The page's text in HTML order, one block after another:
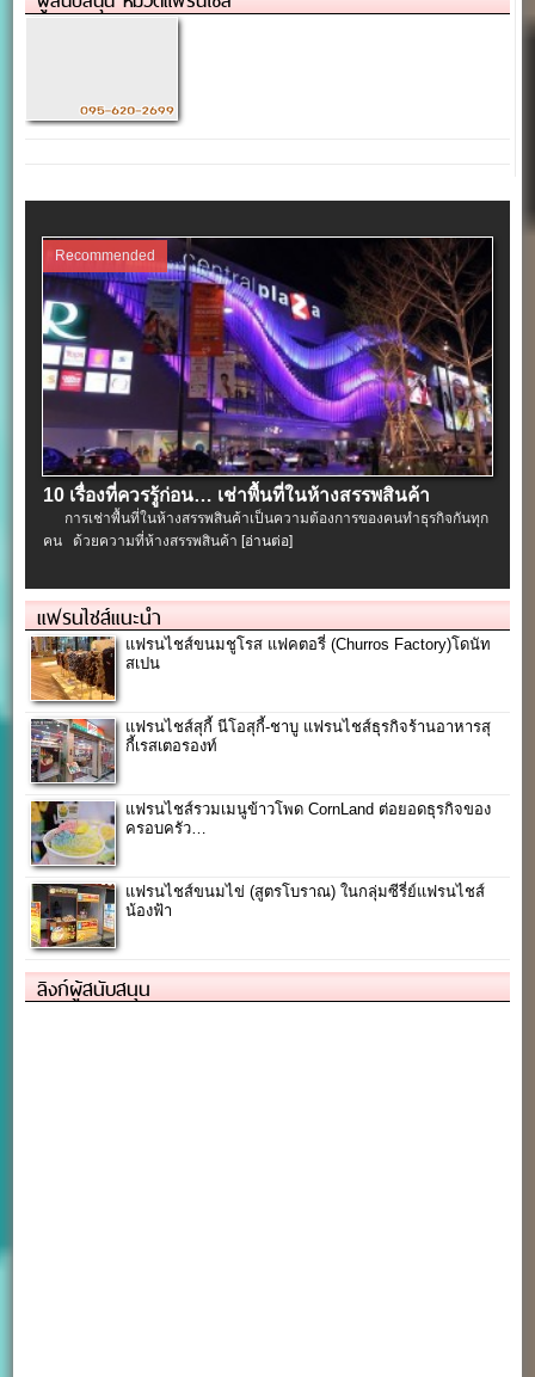
Recommended
10 เรื่องที่ควรรู้ก่อน… เช่าพื้นที่ในห้างสรรพสินค้า
การเช่าพื้นที่ในห้างสรรพสินค้าเป็นความต้องการของคนทำธุรกิจกันทุก
คน ด้วยความที่ห้างสรรพสินค้า [อ่านต่อ]
แฟรนไชส์แนะนำ
แฟรนไชส์ขนมชูโรส แฟคตอรี่ (Churros Factory)โดนัท
สเปน
แฟรนไชส์สุกี้ นีโอสุกี้-ชาบู แฟรนไชส์ธุรกิจร้านอาหารสุ
กี้เรสเตอรองท์
แฟรนไชส์รวมเมนูข้าวโพด CornLand ต่อยอดธุรกิจของ
ครอบครัว…
แฟรนไชส์ขนมไข่ (สูตรโบราณ) ในกลุ่มซีรี่ย์แฟรนไชส์
น้องฟ้า
ลิงก์ผู้สนับสนุน